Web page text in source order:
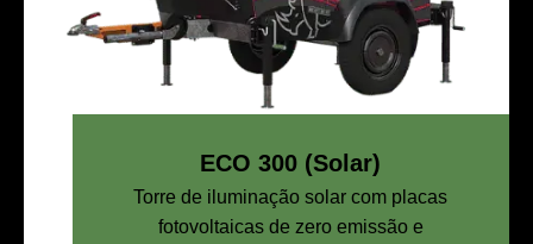
ECO 300 (Solar)
Torre de iluminação solar com placas
fotovoltaicas de zero emissão e